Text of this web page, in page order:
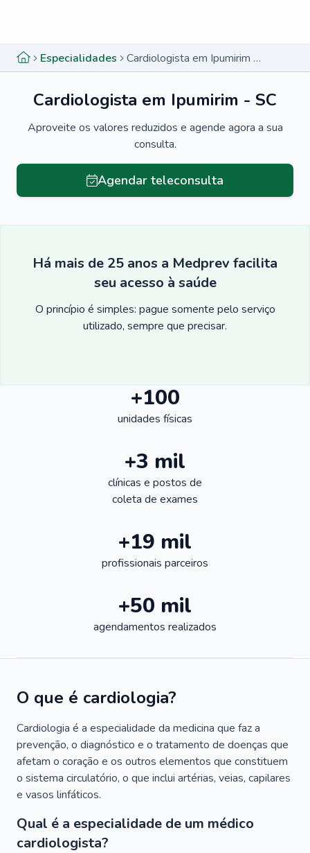
Especialidades Cardiologista em Ipumirim - SC
Cardiologista em Ipumirim - SC
Aproveite os valores reduzidos e agende agora a sua
consulta.
Agendar teleconsulta
Há mais de 25 anos a Medprev facilita
seu acesso à saúde
O princípio é simples: pague somente pelo serviço
utilizado, sempre que precisar.
+100
unidades físicas
+3 mil
clínicas e postos de
coleta de exames
+19 mil
profissionais parceiros
+50 mil
agendamentos realizados
O que é cardiologia?
Cardiologia é a especialidade da medicina que faz a
prevenção, o diagnóstico e o tratamento de doenças que
afetam o coração e os outros elementos que constituem
o sistema circulatório, o que inclui artérias, veias, capilares
e vasos linfáticos.
Qual é a especialidade de um médico
cardiologista?